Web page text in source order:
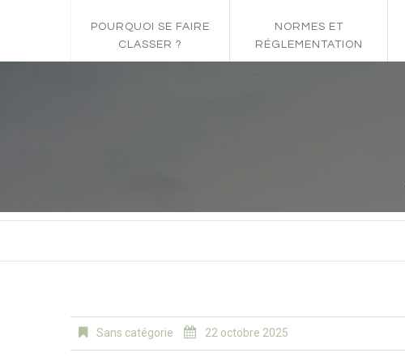
POURQUOI SE FAIRE
CLASSER ?
NORMES ET
RÉGLEMENTATION
Sans catégorie 22 octobre 2025